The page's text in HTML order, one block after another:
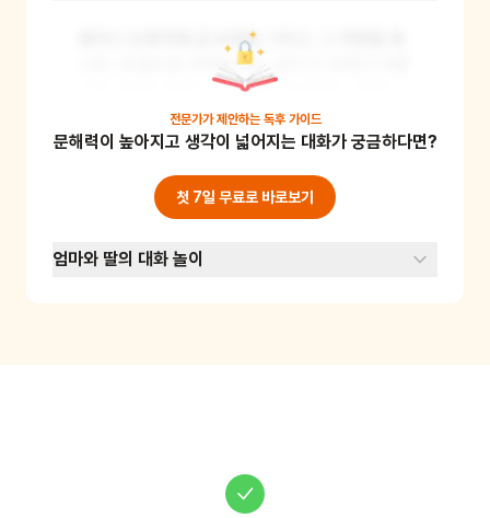
종이나 도화지에 금 모양을 그리고, 그 주변을 꽃,
나비, 새 등으로 꾸며보세요. 금이 간 곳에서 아름
다운 것들이 피어나는 모습을 상상하며 그림을 그
리면 됩니다. 이 활동을 통해 어린이는 문제 상황
을 긍정적으로 바라보는 시각을 기를 수 있어요.
준비물: 종이, 색연필 또는 크레용
전문가가 제안하는 독후 가이드
문해력이 높아지고 생각이 넓어지는 대화가 궁금하다면?
첫 7일 무료로 바로보기
엄마와 딸의 대화 놀이